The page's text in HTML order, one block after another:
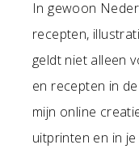
In gewoon
recepten,
geldt niet alleen
en recepten in
mijn online
uitprinten en in